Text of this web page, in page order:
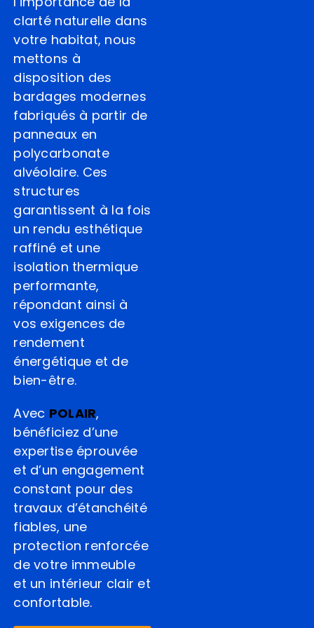
clarté naturelle dans
votre habitat, nous
mettons à
disposition des
bardages modernes
fabriqués à partir de
panneaux en
polycarbonate
alvéolaire. Ces
structures
garantissent à la fois
un rendu esthétique
raffiné et une
isolation thermique
performante,
répondant ainsi à
vos exigences de
rendement
énergétique et de
bien-être.
Avec POLAIR,
bénéficiez d’une
expertise éprouvée
et d’un engagement
constant pour des
travaux d’étanchéité
fiables, une
protection renforcée
de votre immeuble
et un intérieur clair et
confortable.